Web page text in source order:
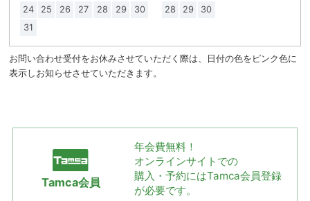
24
25 26 27 28 29
30
31
28
29 30
お問い合わせ受付をお休みさせていただく際は、日付の色をピンク色に
表示しお知らせさせていただきます。
Tamca会員
年会費無料！
オンラインサイトでの
購入・予約にはTamca会員登録
が必要です。